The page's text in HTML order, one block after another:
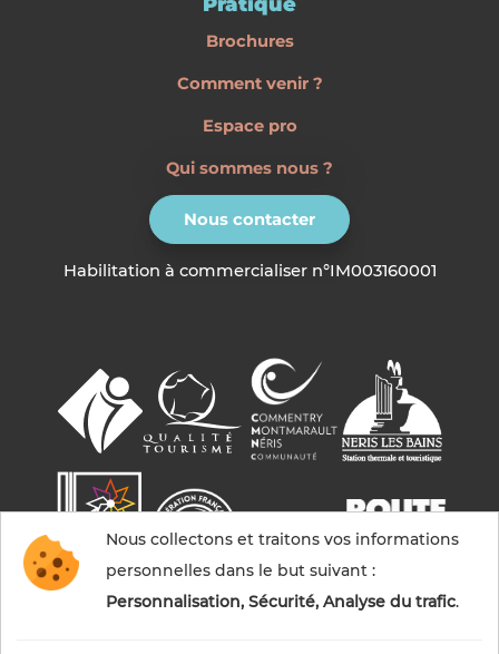
Brochures
Comment venir ?
Espace pro
Qui sommes nous ?
Nous contacter
Habilitation à commercialiser n°IM003160001
Nous collectons et traitons vos informations
personnelles dans le but suivant :
Personnalisation, Sécurité, Analyse du trafic.